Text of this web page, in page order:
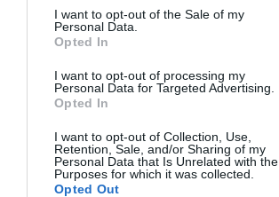
I want to opt-out of the Sale of my
Personal Data.
Opted In
I want to opt-out of processing my
Personal Data for Targeted Advertising.
Opted In
I want to opt-out of Collection, Use,
Retention, Sale, and/or Sharing of my
Personal Data that Is Unrelated with the
Purposes for which it was collected.
Opted Out